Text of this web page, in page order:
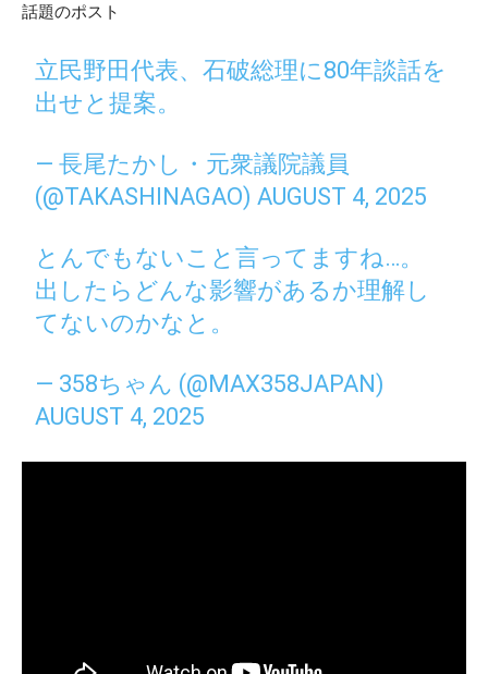
話題のポスト
立民野田代表、石破総理に80年談話を
出せと提案。
— 長尾たかし・元衆議院議員
(@TAKASHINAGAO)AUGUST 4, 2025
とんでもないこと言ってますね…。
出したらどんな影響があるか理解し
てないのかなと。
— 358ちゃん (@MAX358JAPAN)
AUGUST 4, 2025